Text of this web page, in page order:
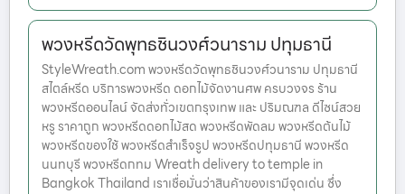
พวงหรีดวัดพุทธชินวงศ์วนาราม ปทุมธานี
StyleWreath.com พวงหรีดวัดพุทธชินวงศ์วนาราม ปทุมธานี
สไตล์หรีด บริการพวงหรีด ดอกไม้จัดงานศพ ครบวงจร ร้าน
พวงหรีดออนไลน์ จัดส่งทั่วเขตกรุงเทพ และ ปริมณฑล ดีไซน์สวย
หรู ราคาถูก พวงหรีดดอกไม้สด พวงหรีดพัดลม พวงหรีดต้นไม้
พวงหรีดของใช้ พวงหรีดสำเร็จรูป พวงหรีดปทุมธานี พวงหรีด
นนทบุรี พวงหรีดกทม Wreath delivery to temple in
Bangkok Thailand เราเชื่อมั่นว่าสินค้าของเรามีจุดเด่น ซึ่ง